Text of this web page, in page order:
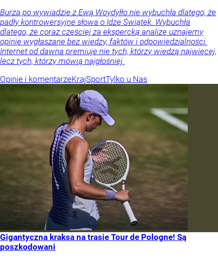
Burza po wywiadzie z Ewą Woydyłło nie wybuchła dlatego, że
padły kontrowersyjne słowa o Idze Świątek. Wybuchła
dlatego, że coraz częściej za ekspercką analizę uznajemy
opinie wygłaszane bez wiedzy, faktów i odpowiedzialności.
Internet od dawna premiuje nie tych, którzy wiedzą najwięcej,
lecz tych, którzy mówią najgłośniej.
Opinie i komentarzeKrajSportTylko u Nas
Gigantyczna kraksa na trasie Tour de Pologne! Są
poszkodowani